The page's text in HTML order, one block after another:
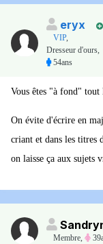
eryx
VIP,
Dresseur d'ours,
54ans
Vous êtes "à fond"
On évite d'écrire en
criant et dans les titres
on laisse ça aux sujets
Membre,